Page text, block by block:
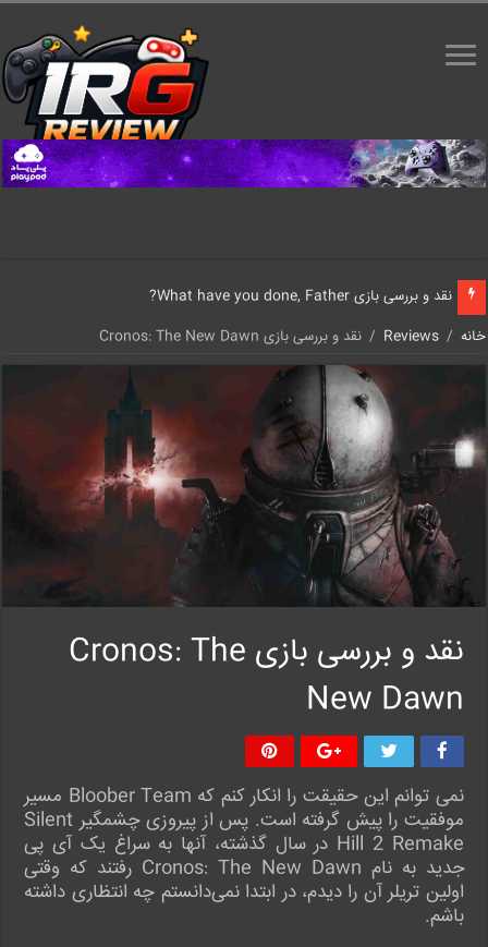
نقد و بررسی بازی What have you done, Father?
خانه /
Reviews
/ نقد و بررسی بازی Cronos: The New Dawn
نقد و بررسی بازی Cronos: The
New Dawn
نمی توانم این حقیقت را انکار کنم که Bloober Team مسیر
موفقیت را پیش گرفته است. پس از پیروزی چشمگیر Silent
Hill 2 Remake در سال گذشته، آنها به سراغ یک آی پی
جدید به نام Cronos: The New Dawn رفتند که وقتی
اولین تریلر آن را دیدم، در ابتدا نمی‌دانستم چه انتظاری داشته
باشم.